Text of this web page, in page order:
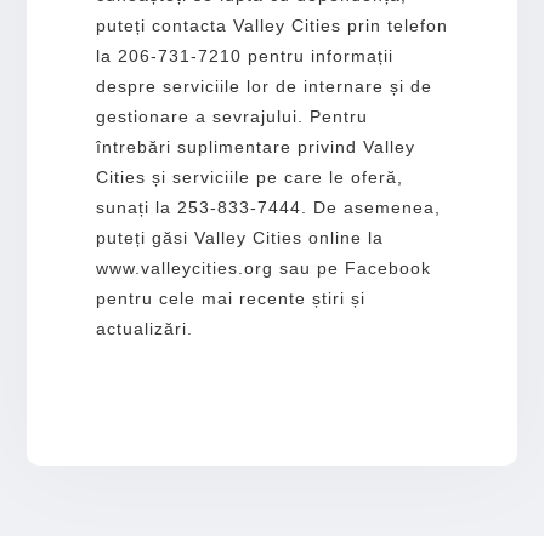
puteți contacta Valley Cities prin telefon
la 206-731-7210 pentru informații
despre serviciile lor de internare și de
gestionare a sevrajului. Pentru
întrebări suplimentare privind Valley
Cities și serviciile pe care le oferă,
sunați la 253-833-7444. De asemenea,
puteți găsi Valley Cities online la
www.valleycities.org sau pe Facebook
pentru cele mai recente știri și
actualizări.